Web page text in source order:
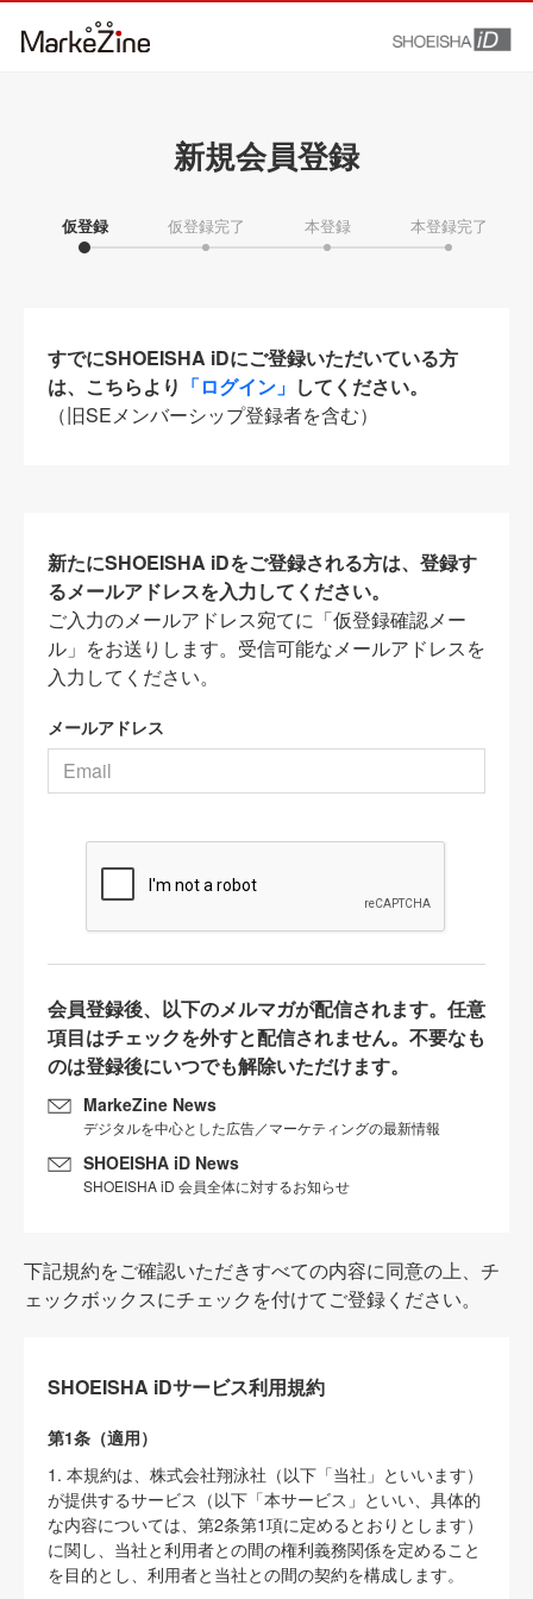
新規会員登録
仮登録 仮登録完了 本登録 本登録完了
すでにSHOEISHA iDにご登録いただいている方
は、こちらより 「ログイン」 してください。
（旧SEメンバーシップ登録者を含む）
新たにSHOEISHA iDをご登録される方は、登録す
るメールアドレスを入力してください。
ご入力のメールアドレス宛てに「仮登録確認メー
ル」をお送りします。受信可能なメールアドレスを
入力してください。
メールアドレス
会員登録後、以下のメルマガが配信されます。任意
項目はチェックを外すと配信されません。不要なも
のは登録後にいつでも解除いただけます。
MarkeZine News
デジタルを中心とした広告／マーケティングの最新情報
SHOEISHA iD News
SHOEISHA iD 会員全体に対するお知らせ
下記規約をご確認いただきすべての内容に同意の上、チ
ェックボックスにチェックを付けてご登録ください。
SHOEISHA iDサービス利用規約
第1条（適用）
1. 本規約は、株式会社翔泳社（以下「当社」といいます）
が提供するサービス（以下「本サービス」といい、具体的
な内容については、第2条第1項に定めるとおりとします）
に関し、当社と利用者との間の権利義務関係を定めること
を目的とし、利用者と当社との間の契約を構成します。